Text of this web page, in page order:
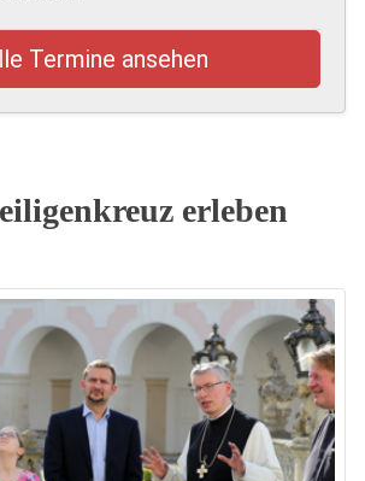
Termine ansehen
erleben